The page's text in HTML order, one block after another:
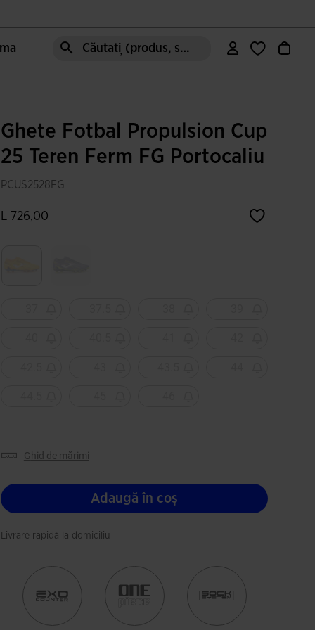
Căutați (produs, stil, zonă, etc.)
Ghete Fotbal Propulsion Cup
25 Teren Ferm FG Portocaliu
PCUS2528FG
L 726,00
ghid de mărimi
Adaugă în coș
Livrare rapidă la domiciliu